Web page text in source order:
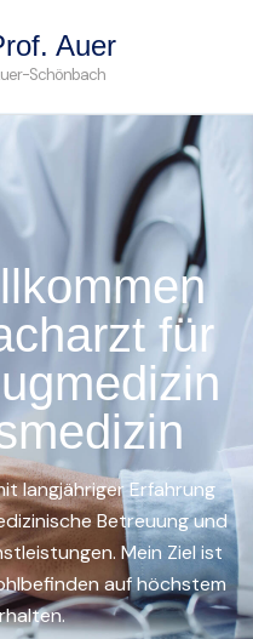
Auer
Schönbach
für
langjähriger Erfahrung
Betreuung und
Mein Ziel ist
auf höchstem